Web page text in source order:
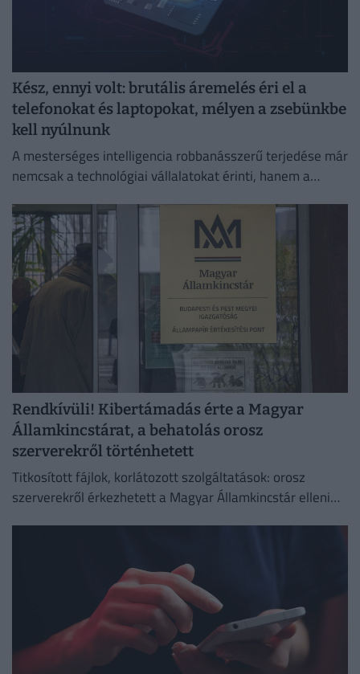
Kész, ennyi volt: brutális áremelés éri el a
telefonokat és laptopokat, mélyen a zsebünkbe
kell nyúlnunk
A mesterséges intelligencia robbanásszerű terjedése már
nemcsak a technológiai vállalatokat érinti, hanem a
Rendkívüli! Kibertámadás érte a Magyar
Államkincstárat, a behatolás orosz
szerverekről történhetett
Titkosított fájlok, korlátozott szolgáltatások: orosz
szerverekről érkezhetett a Magyar Államkincstár elleni